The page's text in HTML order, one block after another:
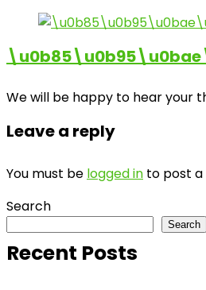
We will be happy to hear your
Leave a reply
You must be logged in to post
Search
Search
Recent Posts